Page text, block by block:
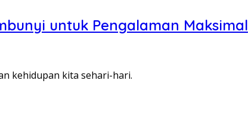
untuk Pengalaman Maksimal
kehidupan kita sehari-hari.